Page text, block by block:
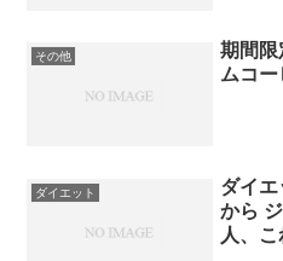
その他
期間限
ムコ
ダイエット
ダイ
から
人、